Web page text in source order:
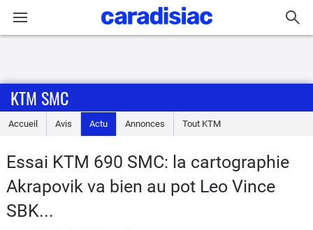
Accueil
Essais
Equipement
KTM SMC
Accueil Avis Actu Annonces Tout KTM
Essai KTM 690 SMC: la cartographie
Akrapovik va bien au pot Leo Vince
SBK...